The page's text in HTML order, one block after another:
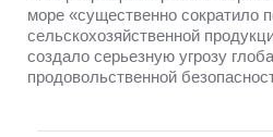
море «существенно сократило
сельскохозяйственной
создало серьезную угрозу
продовольственной